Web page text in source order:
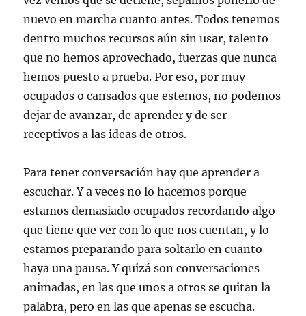
nuevo en marcha cuanto antes. Todos tenemos
dentro muchos recursos aún sin usar, talento
que no hemos aprovechado, fuerzas que nunca
hemos puesto a prueba. Por eso, por muy
ocupados o cansados que estemos, no podemos
dejar de avanzar, de aprender y de ser
receptivos a las ideas de otros.
Para tener conversación hay que aprender a
escuchar. Y a veces no lo hacemos porque
estamos demasiado ocupados recordando algo
que tiene que ver con lo que nos cuentan, y lo
estamos preparando para soltarlo en cuanto
haya una pausa. Y quizá son conversaciones
animadas, en las que unos a otros se quitan la
palabra, pero en las que apenas se escucha.